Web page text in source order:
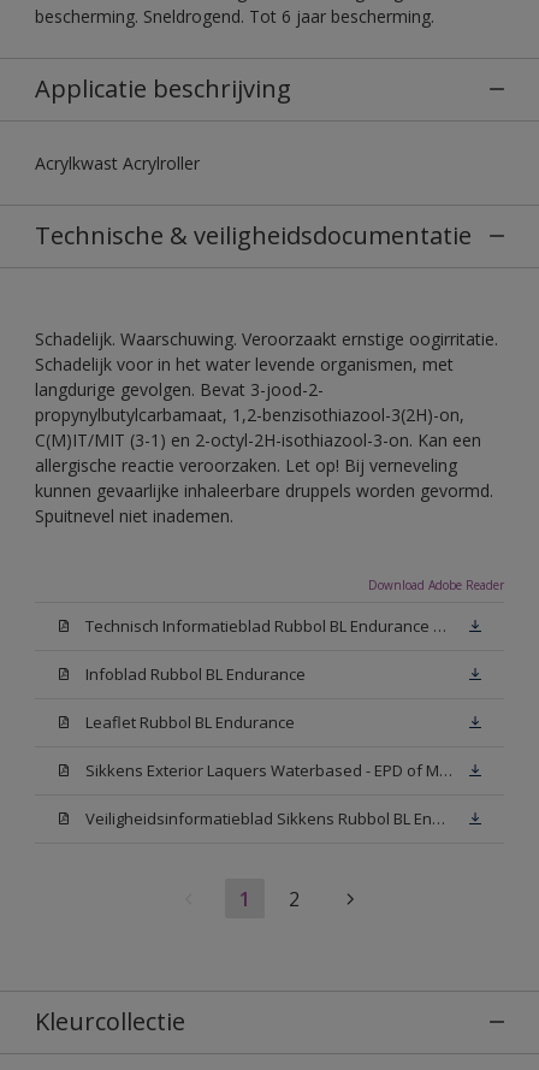
bescherming. Sneldrogend. Tot 6 jaar bescherming.
Applicatie beschrijving
Acrylkwast Acrylroller
Technische & veiligheidsdocumentatie
Schadelijk. Waarschuwing. Veroorzaakt ernstige oogirritatie.
Schadelijk voor in het water levende organismen, met
langdurige gevolgen. Bevat 3-jood-2-
propynylbutylcarbamaat, 1,2-benzisothiazool-3(2H)-on,
C(M)IT/MIT (3-1) en 2-octyl-2H-isothiazool-3-on. Kan een
allergische reactie veroorzaken. Let op! Bij verneveling
kunnen gevaarlijke inhaleerbare druppels worden gevormd.
Spuitnevel niet inademen.
Download Adobe Reader
Technisch Informatieblad Rubbol BL Endurance HG (PDF)
Infoblad Rubbol BL Endurance
Leaflet Rubbol BL Endurance
Sikkens Exterior Laquers Waterbased - EPD of Milieuproductverklaring
Veiligheidsinformatieblad Sikkens Rubbol BL Endurance High Gloss N00 (MSDS)
1 2
Kleurcollectie